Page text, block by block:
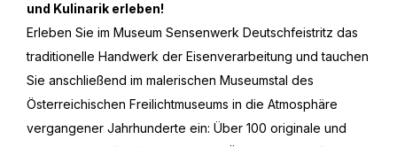
und Kulinarik erleben!
Erleben Sie im Museum Sensenwerk Deutschfeistritz das
traditionelle Handwerk der Eisenverarbeitung und tauchen
Sie anschließend im malerischen Museumstal des
Österreichischen Freilichtmuseums in die Atmosphäre
vergangener Jahrhunderte ein: Über 100 originale und